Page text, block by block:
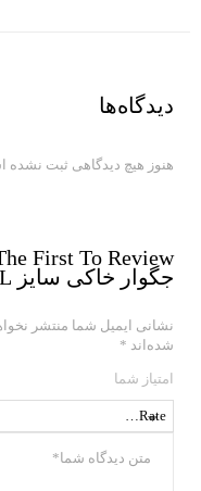
دیدگاه‌ها
هنوز هیچ دیدگاهی ثبت نشده
جگوار خاکی سایز XXL”
نشانی ایمیل شما منتشر
شده‌اند *
امتیاز شما